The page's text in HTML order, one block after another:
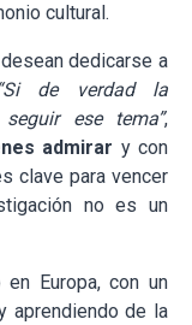
cultural.
dedicarse a
“Si de verdad la
ese tema”,
admirar y con
clave para vencer
no es un
Europa, con un
aprendiendo de la